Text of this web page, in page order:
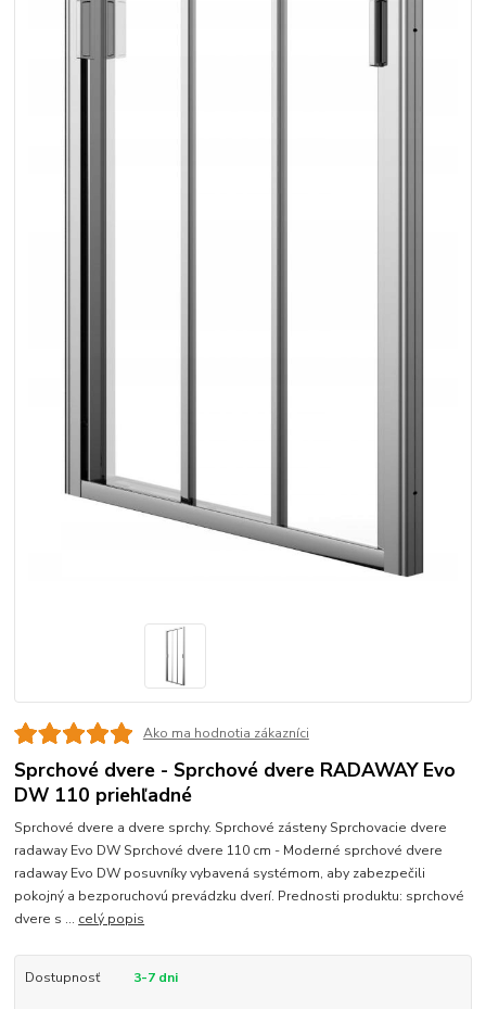
Ako ma hodnotia zákazníci
Sprchové dvere - Sprchové dvere RADAWAY Evo
DW 110 priehľadné
Sprchové dvere a dvere sprchy. Sprchové zásteny Sprchovacie dvere
radaway Evo DW Sprchové dvere 110 cm - Moderné sprchové dvere
radaway Evo DW posuvníky vybavená systémom, aby zabezpečili
pokojný a bezporuchovú prevádzku dverí. Prednosti produktu: sprchové
dvere s ... celý popis
Dostupnosť 3-7 dni